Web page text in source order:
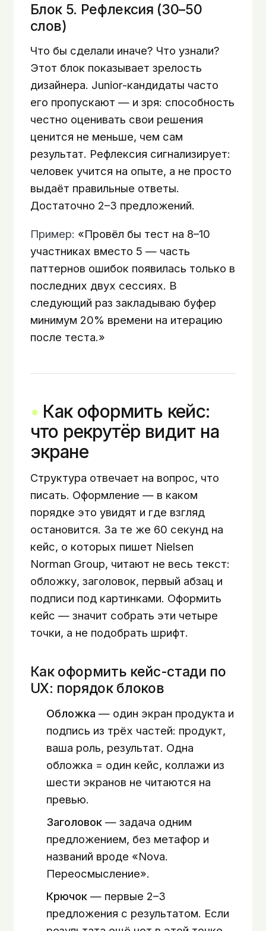
Блок 5. Рефлексия (30–50
слов)
Что бы сделали иначе? Что узнали?
Этот блок показывает зрелость
дизайнера. Junior-кандидаты часто
его пропускают — и зря: способность
честно оценивать свои решения
ценится не меньше, чем сам
результат. Рефлексия сигнализирует:
человек учится на опыте, а не просто
выдаёт правильные ответы.
Достаточно 2–3 предложений.
Пример: «Провёл бы тест на 8–10
участниках вместо 5 — часть
паттернов ошибок появилась только в
последних двух сессиях. В
следующий раз закладываю буфер
минимум 20% времени на итерацию
после теста.»
Как оформить кейс:
что рекрутёр видит на
экране
Структура отвечает на вопрос, что
писать. Оформление — в каком
порядке это увидят и где взгляд
остановится. За те же 60 секунд на
кейс, о которых пишет Nielsen
Norman Group, читают не весь текст:
обложку, заголовок, первый абзац и
подписи под картинками. Оформить
кейс — значит собрать эти четыре
точки, а не подобрать шрифт.
Как оформить кейс-стади по
UX: порядок блоков
Обложка — один экран продукта и
подпись из трёх частей: продукт,
ваша роль, результат. Одна
обложка = один кейс, коллажи из
шести экранов не читаются на
превью.
Заголовок — задача одним
предложением, без метафор и
названий вроде «Nova.
Переосмысление».
Крючок — первые 2–3
предложения с результатом. Если